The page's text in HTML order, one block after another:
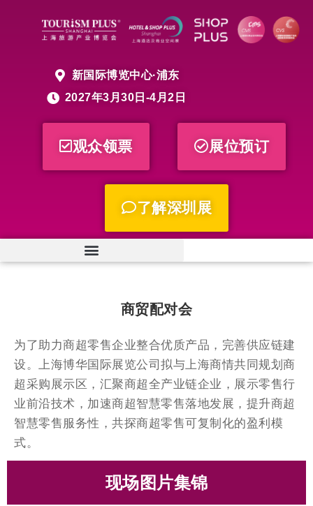
新国际博览中心·浦东
2027年3月30日-4月2日
观众领票 展位预订
了解深圳展
商贸配对会
为了助力商超零售企业整合优质产品，完善供应链建
设。上海博华国际展览公司拟与上海商情共同规划商
超采购展示区，汇聚商超全产业链企业，展示零售行
业前沿技术，加速商超智慧零售落地发展，提升商超
智慧零售服务性，共探商超零售可复制化的盈利模
式。
现场图片集锦